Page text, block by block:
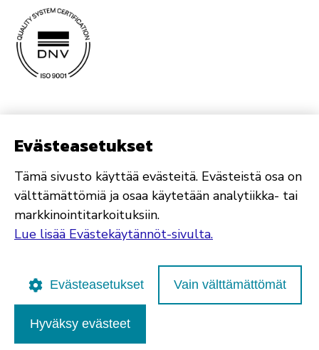
Poutapilvi web design
Evästeasetukset
Tämä sivusto käyttää evästeitä. Evästeistä osa on
välttämättömiä ja osaa käytetään analytiikka- tai
markkinointitarkoituksiin.
Lue lisää Evästekäytännöt-sivulta.
Evästeasetukset Vain välttämättömät
Hyväksy evästeet